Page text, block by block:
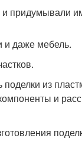
придумывали
и даже мебель.
из
и